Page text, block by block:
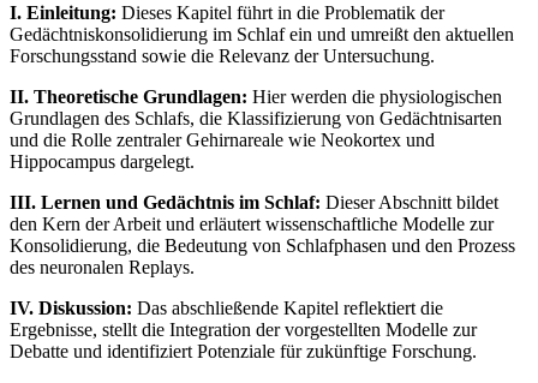
I. Einleitung: Dieses Kapitel führt in die Problematik der
Gedächtniskonsolidierung im Schlaf ein und umreißt den aktuellen
Forschungsstand sowie die Relevanz der Untersuchung.
II. Theoretische Grundlagen: Hier werden die physiologischen
Grundlagen des Schlafs, die Klassifizierung von Gedächtnisarten
und die Rolle zentraler Gehirnareale wie Neokortex und
Hippocampus dargelegt.
III. Lernen und Gedächtnis im Schlaf: Dieser Abschnitt bildet
den Kern der Arbeit und erläutert wissenschaftliche Modelle zur
Konsolidierung, die Bedeutung von Schlafphasen und den Prozess
des neuronalen Replays.
IV. Diskussion: Das abschließende Kapitel reflektiert die
Ergebnisse, stellt die Integration der vorgestellten Modelle zur
Debatte und identifiziert Potenziale für zukünftige Forschung.